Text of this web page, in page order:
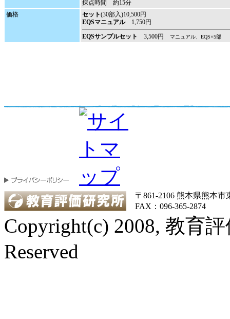
採点時間 約15分
価格
セット(30部入)10,500円
EQSマニュアル1,750円
EQSサンプルセット
3,500円 マニュアル、EQS×5部
〒861-2106 熊本県熊本市
FAX：096-365-2874
Copyright(c) 2008, 教育
Reserved